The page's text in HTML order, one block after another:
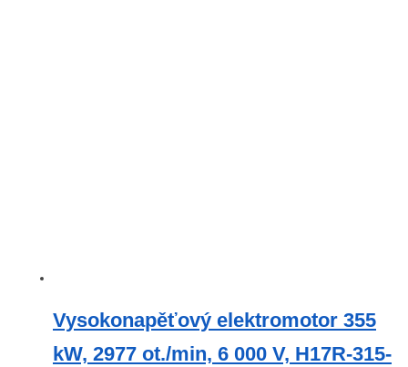
Vysokonapěťový elektromotor 355
kW, 2977 ot./min, 6 000 V, H17R-315-